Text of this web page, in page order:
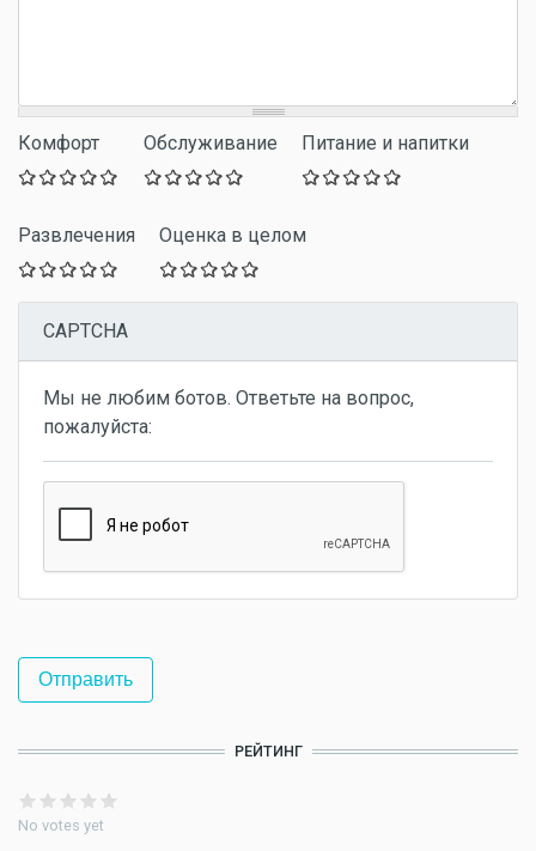
Комфорт Обслуживание Питание и напитки
Развлечения Оценка в целом
CAPTCHA
Мы не любим ботов. Ответьте на вопрос,
пожалуйста:
РЕЙТИНГ
No votes yet